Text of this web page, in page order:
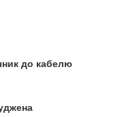
до кабелю